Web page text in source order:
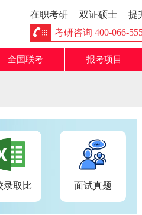
在职考研 双证硕士
提
考研咨询 400-066-
全国联考 报考项目
录取比 面试真题